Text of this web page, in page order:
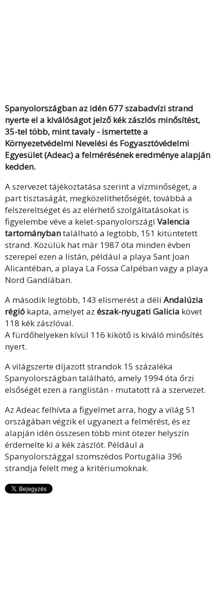
Spanyolországban az idén 677 szabadvízi strand
nyerte el a kiválóságot jelző kék zászlós minősítést,
35-tel több, mint tavaly - ismertette a
Környezetvédelmi Nevelési és Fogyasztóvédelmi
Egyesület (Adeac) a felmérésének eredménye alapján
kedden.
A szervezet tájékoztatása szerint a vízminőséget, a
part tisztaságát, megközelíthetőségét, továbbá a
felszereltséget és az elérhető szolgáltatásokat is
figyelembe véve a kelet-spanyolországi Valencia
tartománybantalálható a legtöbb, 151 kitüntetett
strand. Közülük hat már 1987 óta minden évben
szerepel ezen a listán, például a playa Sant Joan
Alicantéban, a playa La Fossa Calpéban vagy a playa
Nord Gandíában.
A második legtöbb, 143 elismerést a déli Andalúzia
régió kapta, amelyet az észak-nyugati Galicia követ
118 kék zászlóval.
A fürdőhelyeken kívül 116 kikötő is kiváló minősítés
nyert.
A világszerte díjazott strandok 15 százaléka
Spanyolországban található, amely 1994 óta őrzi
elsőségét ezen a ranglistán - mutatott rá a szervezet.
Az Adeac felhívta a figyelmet arra, hogy a világ 51
országában végzik el ugyanezt a felmérést, és ez
alapján idén összesen több mint ötezer helyszín
érdemelte ki a kék zászlót. Például a
Spanyolországgal szomszédos Portugália 396
strandja felelt meg a kritériumoknak.